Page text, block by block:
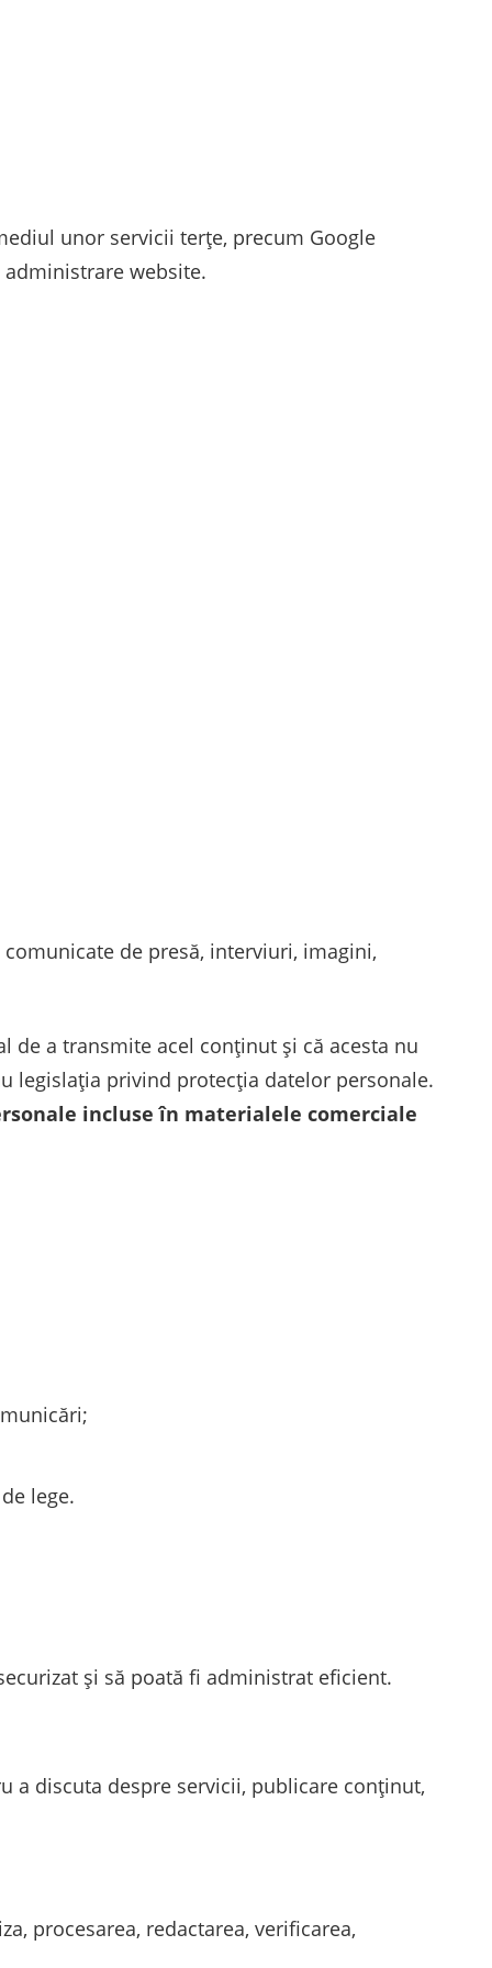
unor servicii terțe, precum Google
administrare website.
de presă, interviuri, imagini,
de a transmite acel conținut și că acesta nu
legislația privind protecția datelor personale.
incluse în materialele comerciale
lege.
și să poată fi administrat eficient.
a discuta despre servicii, publicare conținut,
procesarea, redactarea, verificarea,